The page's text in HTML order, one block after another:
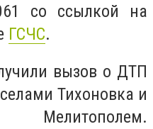
со ссылкой на
ГСЧС.
вызов о ДТП
Тихоновка и
Мелитополем.